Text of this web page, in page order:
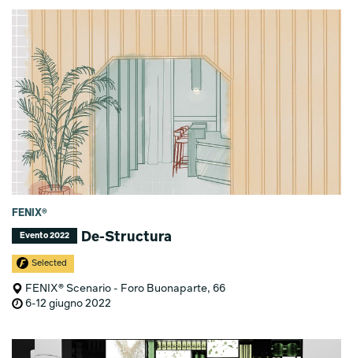
FENIX®
Evento 2022 De-Structura
Selected
FENIX® Scenario - Foro Buonaparte, 66
6-12 giugno 2022